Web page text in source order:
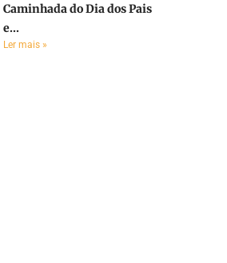
Caminhada do Dia dos Pais
e...
Ler mais »